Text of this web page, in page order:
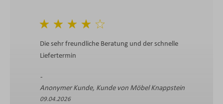
Die sehr freundliche Beratung und der schnelle
Liefertermin
Anonymer Kunde, Kunde von Möbel Knappstein
09.04.2026